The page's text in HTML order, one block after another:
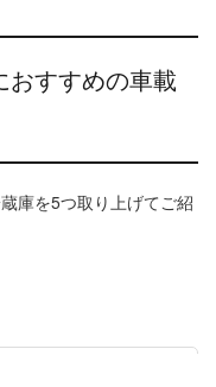
おすすめの車載
庫を5つ取り上げてご紹